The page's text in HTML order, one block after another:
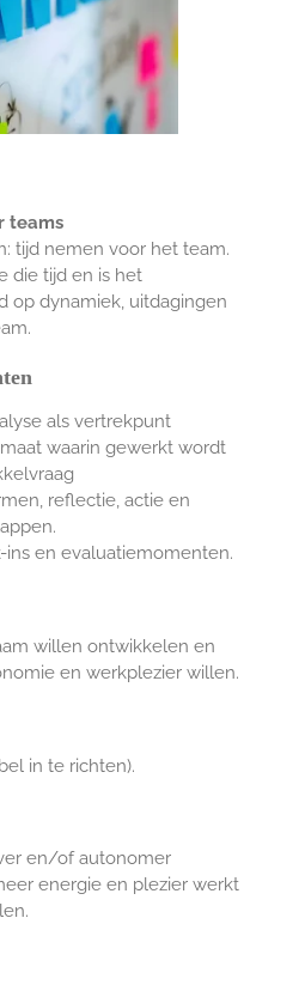
teams
tijd nemen voor het team.
die tijd en is het
op dynamiek, uitdagingen
als vertrekpunt
waarin gewerkt wordt
reflectie, actie en
ins en evaluatiemomenten.
willen ontwikkelen en
en werkplezier willen.
in te richten).
en/of autonomer
energie en plezier werkt